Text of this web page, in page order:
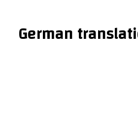
German